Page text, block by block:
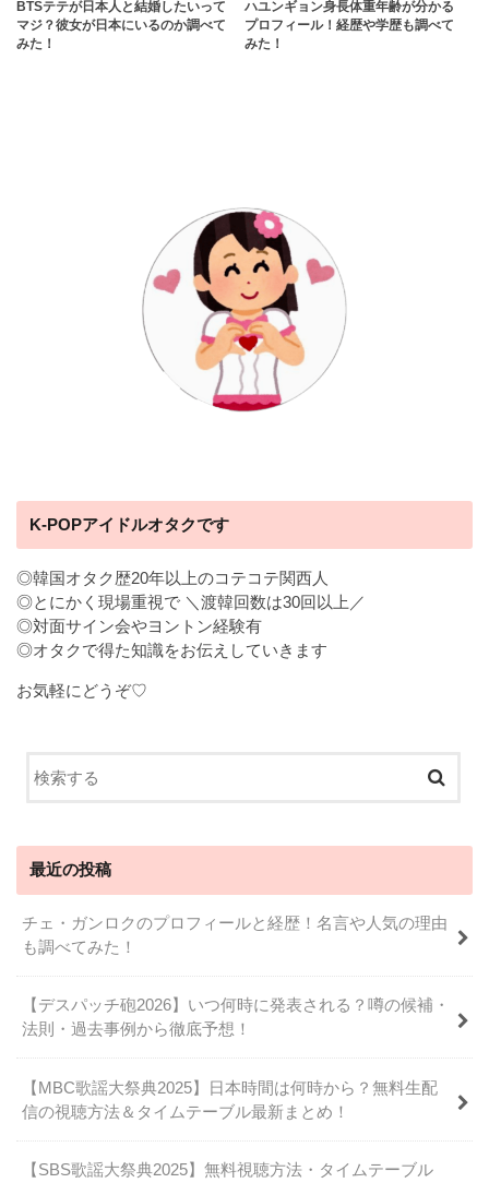
BTSテテが日本人と結婚したいって
マジ？彼女が日本にいるのか調べて
みた！
ハユンギョン身長体重年齢が分かる
プロフィール！経歴や学歴も調べて
みた！
K-POPアイドルオタクです
◎韓国オタク歴20年以上のコテコテ関西人
◎とにかく現場重視で ＼渡韓回数は30回以上／
◎対面サイン会やヨントン経験有
◎オタクで得た知識をお伝えしていきます
お気軽にどうぞ♡
最近の投稿
チェ・ガンロクのプロフィールと経歴！名言や人気の理由
も調べてみた！
【デスパッチ砲2026】いつ何時に発表される？噂の候補・
法則・過去事例から徹底予想！
【MBC歌謡大祭典2025】日本時間は何時から？無料生配
信の視聴方法＆タイムテーブル最新まとめ！
【SBS歌謡大祭典2025】無料視聴方法・タイムテーブル